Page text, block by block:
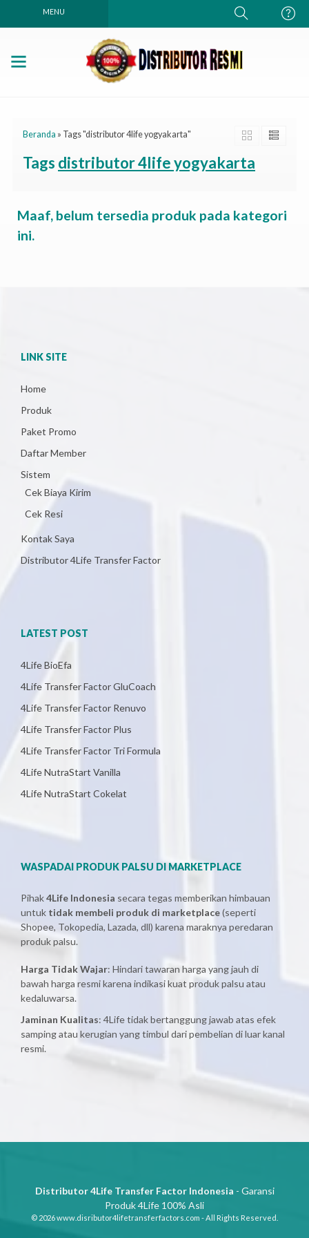
MENU
Beranda » Tags "distributor 4life yogyakarta"
Tags distributor 4life yogyakarta
Maaf, belum tersedia produk pada kategori
ini.
LINK SITE
Home
Produk
Paket Promo
Daftar Member
Sistem
Cek Biaya Kirim
Cek Resi
Kontak Saya
Distributor 4Life Transfer Factor
LATEST POST
4Life BioEfa
4Life Transfer Factor GluCoach
4Life Transfer Factor Renuvo
4Life Transfer Factor Plus
4Life Transfer Factor Tri Formula
4Life NutraStart Vanilla
4Life NutraStart Cokelat
WASPADAI PRODUK PALSU DI MARKETPLACE
Pihak4Life Indonesia secara tegas memberikan himbauan
untuk tidak membeli produk di marketplace(seperti
Shopee, Tokopedia, Lazada, dll) karena maraknya peredaran
produk palsu.
Harga Tidak Wajar: Hindari tawaran harga yang jauh di
bawah harga resmi karena indikasi kuat produk palsu atau
kedaluwarsa.
Jaminan Kualitas: 4Life tidak bertanggung jawab atas efek
samping atau kerugian yang timbul dari pembelian di luar kanal
resmi.
Distributor 4Life Transfer Factor Indonesia - Garansi
Produk 4Life 100% Asli
© 2026 www.disributor4lifetransferfactors.com - All Rights Reserved.